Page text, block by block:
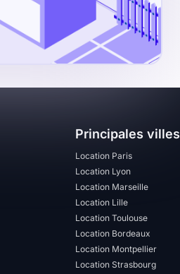
Principales villes
Location Paris
Location Lyon
Location Marseille
Location Lille
Location Toulouse
Location Bordeaux
Location Montpellier
Location Strasbourg